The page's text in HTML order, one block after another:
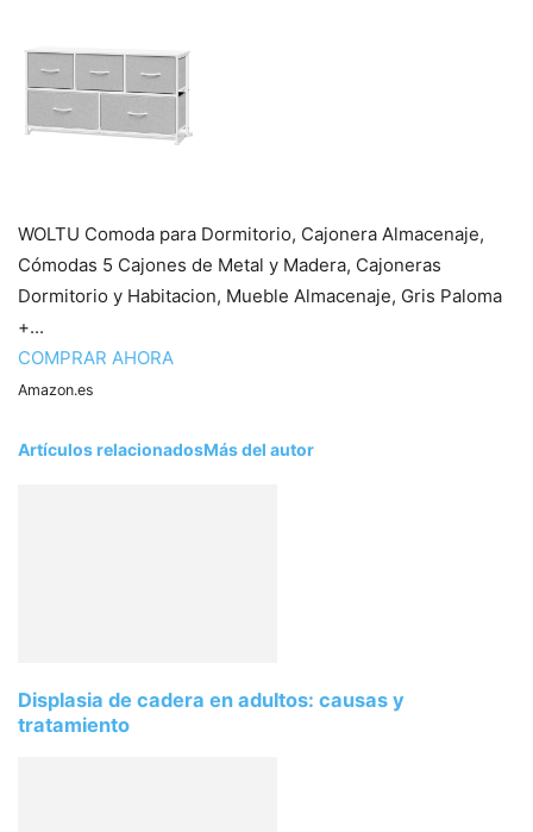
WOLTU Comoda para Dormitorio, Cajonera Almacenaje,
Cómodas 5 Cajones de Metal y Madera, Cajoneras
Dormitorio y Habitacion, Mueble Almacenaje, Gris Paloma
+...
COMPRAR AHORA
Amazon.es
Artículos relacionadosMás del autor
Displasia de cadera en adultos: causas y
tratamiento